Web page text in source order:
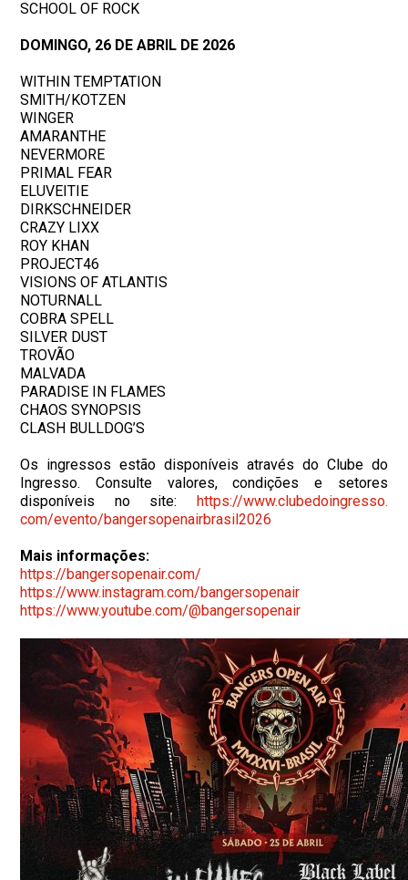
SCHOOL OF ROCK
DOMINGO, 26 DE ABRIL DE 2026
WITHIN TEMPTATION
SMITH/KOTZEN
WINGER
AMARANTHE
NEVERMORE
PRIMAL FEAR
ELUVEITIE
DIRKSCHNEIDER
CRAZY LIXX
ROY KHAN
PROJECT46
VISIONS OF ATLANTIS
NOTURNALL
COBRA SPELL
SILVER DUST
TROVÃO
MALVADA
PARADISE IN FLAMES
CHAOS SYNOPSIS
CLASH BULLDOG’S
Os ingressos estão disponíveis através do Clube do
Ingresso. Consulte valores, condições e setores
disponíveis no site: https://www.clubedoingresso.
com/evento/bangersopenairbrasil2026
Mais informações:
https://bangersopenair.com/
https://www.instagram.com/bangersopenair
https://www.youtube.com/@bangersopenair